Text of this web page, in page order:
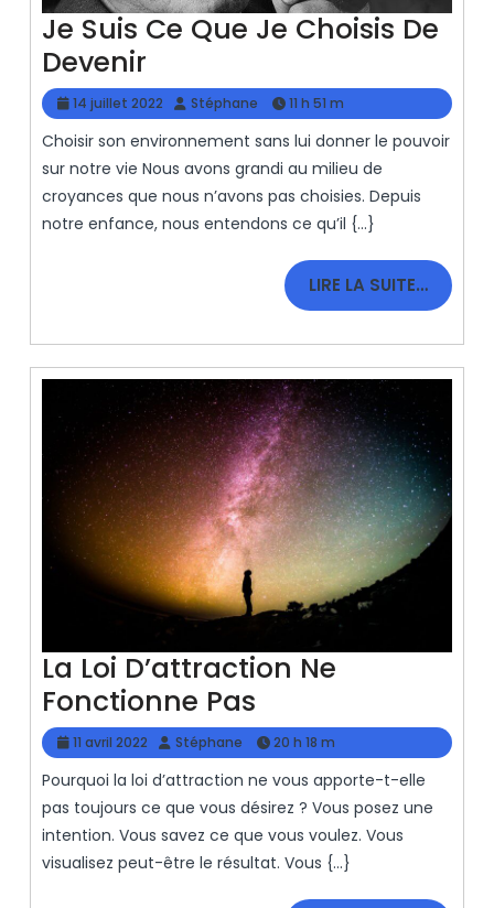
Je Suis Ce Que Je Choisis De
Devenir
Suis
Ce
Que
Je
Choisis
14 juillet 2022
14
juillet
2022
Stéphane Stéphane
11 h 51 m
Choisir son environnement sans lui donner le pouvoir
sur notre vie Nous avons grandi au milieu de
croyances que nous n’avons pas choisies. Depuis
notre enfance, nous entendons ce qu’il {...}
LIRE LA SUITE…LIRE
LA
La Loi D’attraction Ne
Fonctionne Pas
Loi
D’attraction
Ne
Fonctionne
Pas
11 avril 2022
11
avril
2022
Stéphane Stéphane
20 h 18 m
Pourquoi la loi d’attraction ne vous apporte-t-elle
pas toujours ce que vous désirez ? Vous posez une
intention. Vous savez ce que vous voulez. Vous
visualisez peut-être le résultat. Vous {...}